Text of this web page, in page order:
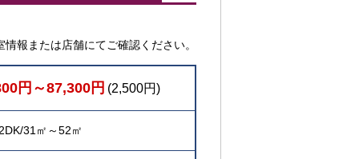
報または店舗にてご確認ください。
円～87,300円 (2,500円)
31㎡～52㎡